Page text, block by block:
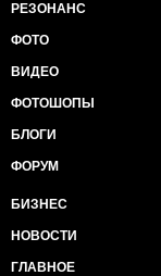
РЕЗОНАНС
ФОТО
ВИДЕО
ФОТОШОПЫ
БЛОГИ
ФОРУМ
БИЗНЕС
НОВОСТИ
ГЛАВНОЕ